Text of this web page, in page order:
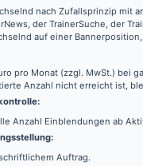
nach Zufallsprinzip mit
der TrainerSuche, der
auf einer
pro Monat (zzgl. MwSt.) bei
Anzahl nicht erreicht ist,
Anzahl Einblendungen ab
Auftrag.